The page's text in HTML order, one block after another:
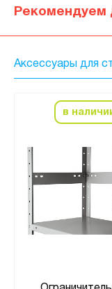
Рекомендуем
Аксессуары для
в